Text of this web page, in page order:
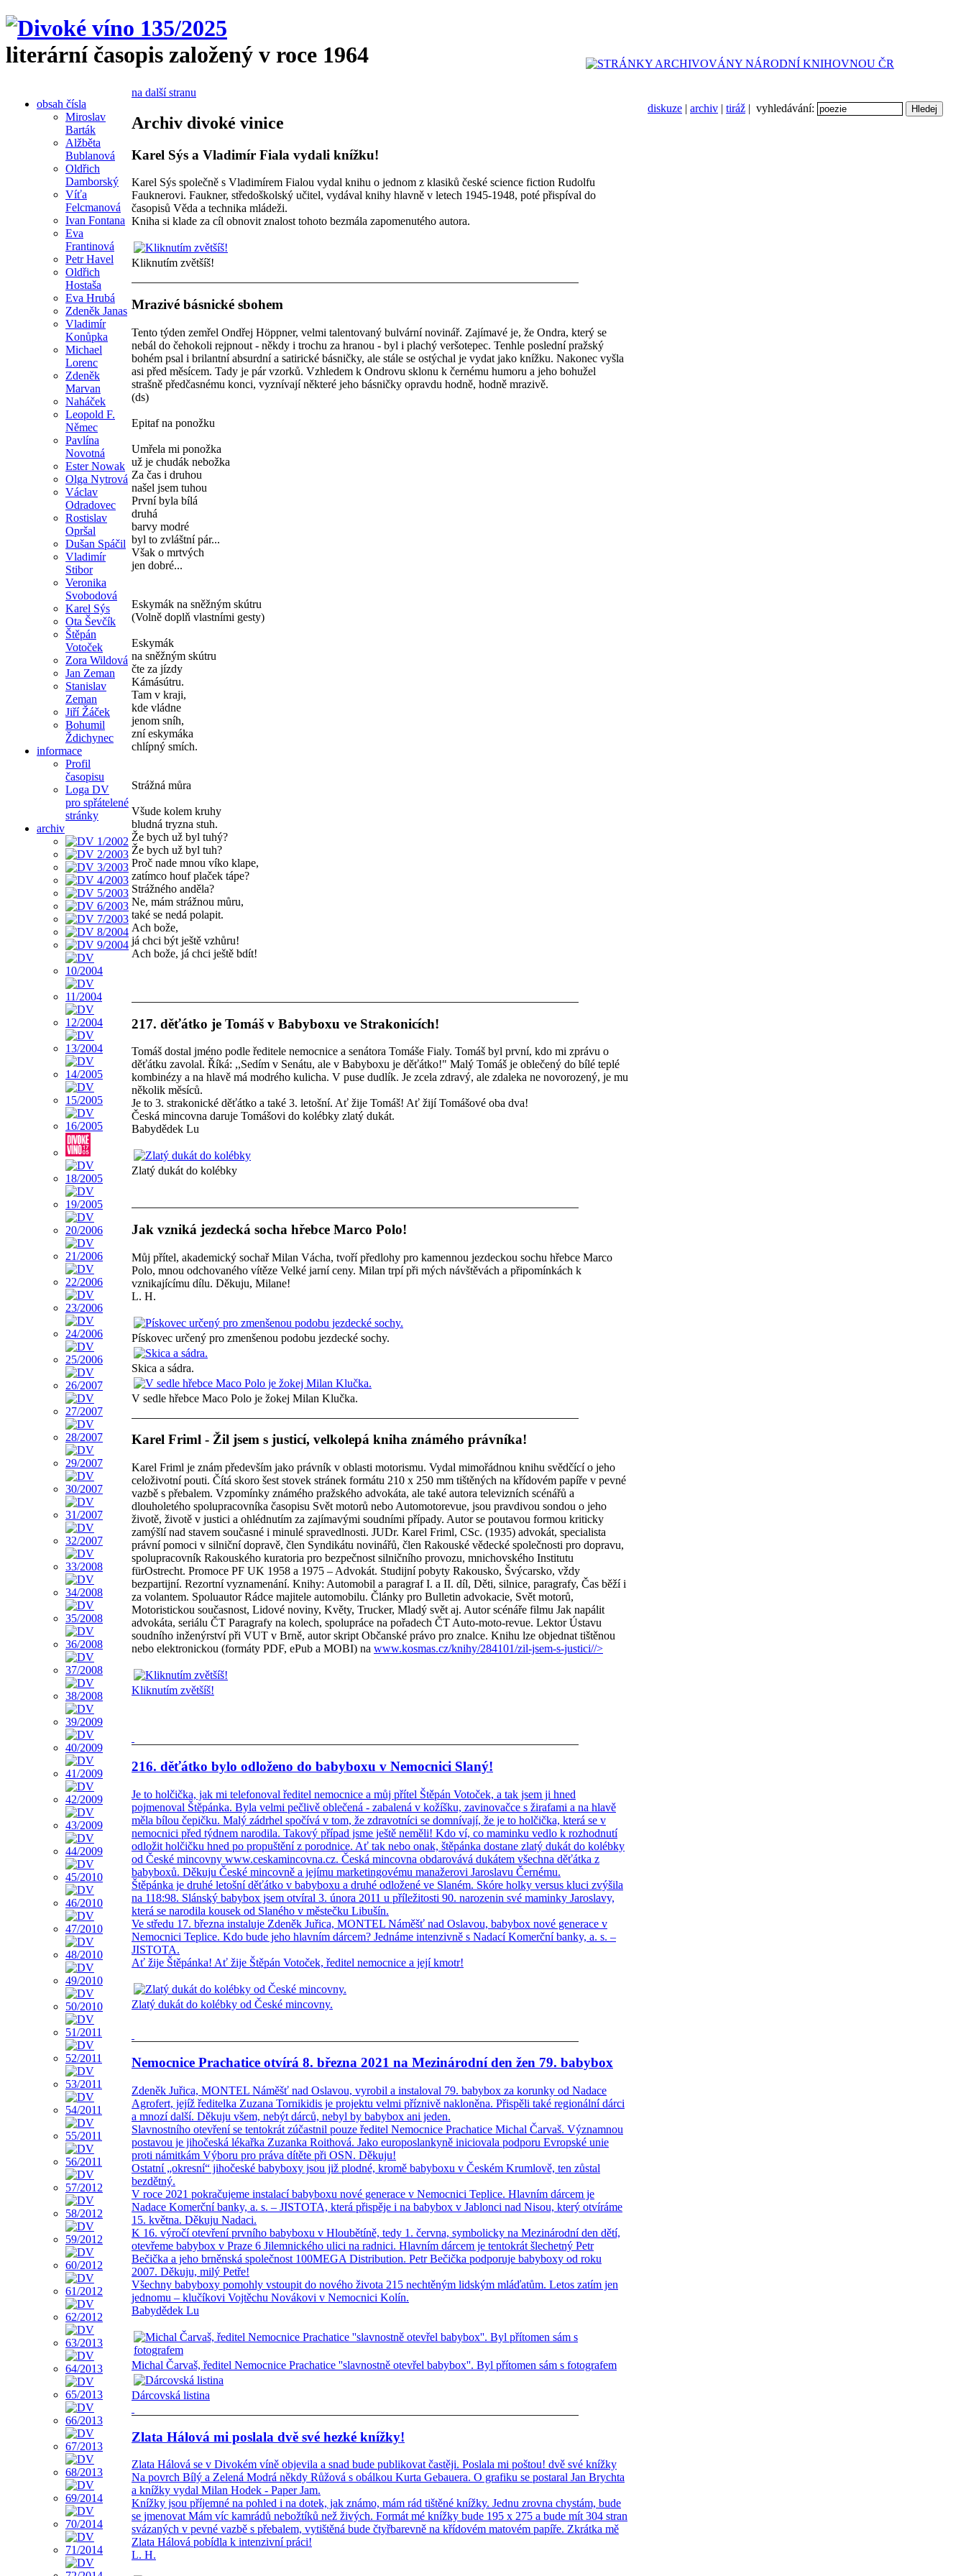
literární časopis založený v roce 1964
diskuze | archiv | tiráž | vyhledávání:
obsah čísla
Miroslav
Barták
Alžběta
Bublanová
Oldřich
Damborský
Víťa
Felcmanová
Ivan Fontana
Eva
Frantinová
Petr Havel
Oldřich
Hostaša
Eva Hrubá
Zdeněk Janas
Vladimír
Konůpka
Michael
Lorenc
Zdeněk
Marvan
Naháček
Leopold F.
Němec
Pavlína
Novotná
Ester Nowak
Olga Nytrová
Václav
Odradovec
Rostislav
Opršal
Dušan Spáčil
Vladimír
Stibor
Veronika
Svobodová
Karel Sýs
Ota Ševčík
Štěpán
Votoček
Zora Wildová
Jan Zeman
Stanislav
Zeman
Jiří Žáček
Bohumil
Ždichynec
informace
Profil
časopisu
Loga DV
pro spřátelené
stránky
archiv
na další stranu
Archiv divoké vinice
Karel Sýs a Vladimír Fiala vydali knížku!
Karel Sýs společně s Vladimírem Fialou vydal knihu o jednom z klasiků české science fiction Rudolfu
Fauknerovi. Faukner, středoškolský učitel, vydával knihy hlavně v letech 1945-1948, poté přispíval do
časopisů Věda a technika mládeži.
Kniha si klade za cíl obnovit znalost tohoto bezmála zapomenutého autora.
Kliknutím zvětšíš!
Mrazivé básnické sbohem
Tento týden zemřel Ondřej Höppner, velmi talentovaný bulvární novinář. Zajímavé je, že Ondra, který se
nebál do čehokoli rejpnout - někdy i trochu za hranou - byl i plachý veršotepec. Tenhle poslední pražský
bohém psal i brilantní absurdní a satirické básničky, ale stále se ostýchal je vydat jako knížku. Nakonec vyšla
asi před měsícem. Tady je pár vzorků. Vzhledem k Ondrovu sklonu k černému humoru a jeho bohužel
strašně předčasnému konci, vyznívají některé jeho básničky opravdu hodně, hodně mrazivě.
(ds)
Epitaf na ponožku
Umřela mi ponožka
už je chudák nebožka
Za čas i druhou
našel jsem tuhou
První byla bílá
druhá
barvy modré
byl to zvláštní pár...
Však o mrtvých
jen dobré...
Eskymák na sněžným skútru
(Volně doplň vlastními gesty)
Eskymák
na sněžným skútru
čte za jízdy
Kámásútru.
Tam v kraji,
kde vládne
jenom sníh,
zní eskymáka
chlípný smích.
Strážná můra
Všude kolem kruhy
bludná tryzna stuh.
Že bych už byl tuhý?
Že bych už byl tuh?
Proč nade mnou víko klape,
zatímco houf plaček tápe?
Strážného anděla?
Ne, mám strážnou můru,
také se nedá polapit.
Ach bože,
já chci být ještě vzhůru!
Ach bože, já chci ještě bdít!
217. děťátko je Tomáš v Babyboxu ve Strakonicích!
Tomáš dostal jméno podle ředitele nemocnice a senátora Tomáše Fialy. Tomáš byl první, kdo mi zprávu o
děťátku zavolal. Říká: ,,Sedím v Senátu, ale v Babyboxu je děťátko!" Malý Tomáš je oblečený do bílé teplé
kombinézy a na hlavě má modrého kulicha. V puse dudlík. Je zcela zdravý, ale zdaleka ne novorozený, je mu
několik měsíců.
Je to 3. strakonické děťátko a také 3. letošní. Ať žije Tomáš! Ať žijí Tomášové oba dva!
Česká mincovna daruje Tomášovi do kolébky zlatý dukát.
Babydědek Lu
Zlatý dukát do kolébky
Jak vzniká jezdecká socha hřebce Marco Polo!
Můj přítel, akademický sochař Milan Vácha, tvoří předlohy pro kamennou jezdeckou sochu hřebce Marco
Polo, mnou odchovaného vítěze Velké jarní ceny. Milan trpí při mých návštěvách a připomínkách k
vznikajícímu dílu. Děkuju, Milane!
L. H.
Pískovec určený pro zmenšenou podobu jezdecké sochy.
Skica a sádra.
V sedle hřebce Maco Polo je žokej Milan Klučka.
Karel Friml - Žil jsem s justicí, velkolepá kniha známého právníka!
Karel Friml je znám především jako právník v oblasti motorismu. Vydal mimořádnou knihu svědčící o jeho
celoživotní pouti. Čítá skoro šest stovek stránek formátu 210 x 250 mm tištěných na křídovém papíře v pevné
vazbě s přebalem. Vzpomínky známého pražského advokáta, ale také autora televizních scénářů a
dlouholetého spolupracovníka časopisu Svět motorů nebo Automotorevue, jsou pravdivou sondou o jeho
životě, životě v justici a ohlédnutím za zajímavými soudními případy. Autor se poutavou formou kriticky
zamýšlí nad stavem současné i minulé spravedlnosti. JUDr. Karel Friml, CSc. (1935) advokát, specialista
právní pomoci v silniční dopravě, člen Syndikátu novinářů, člen Rakouské vědecké společnosti pro dopravu,
spolupracovník Rakouského kuratoria pro bezpečnost silničního provozu, mnichovského Institutu
fürOstrecht. Promoce PF UK 1958 a 1975 – Advokát. Studijní pobyty Rakousko, Švýcarsko, vždy
bezpartijní. Rezortní vyznamenání. Knihy: Automobil a paragraf I. a II. díl, Děti, silnice, paragrafy, Čas běží i
za volantem. Spoluautor Rádce majitele automobilu. Články pro Bulletin advokacie, Svět motorů,
Motoristickou současnost, Lidové noviny, Květy, Trucker, Mladý svět aj. Autor scénáře filmu Jak napálit
advokáta, seriálu ČT Paragrafy na kolech, spolupráce na pořadech ČT Auto-moto-revue. Lektor Ústavu
soudního inženýrství při VUT v Brně, autor skript Občanské právo pro znalce. Knihu lze objednat tištěnou
nebo elektronickou (formáty PDF, ePub a MOBI) na www.kosmas.cz/knihy/284101/zil-jsem-s-justici//>
Kliknutím zvětšíš!
216. děťátko bylo odloženo do babyboxu v Nemocnici Slaný!
Je to holčička, jak mi telefonoval ředitel nemocnice a můj přítel Štěpán Votoček, a tak jsem ji hned
pojmenoval Štěpánka. Byla velmi pečlivě oblečená - zabalená v kožíšku, zavinovačce s žirafami a na hlavě
měla bílou čepičku. Malý zádrhel spočívá v tom, že zdravotníci se domnívají, že je to holčička, která se v
nemocnici před týdnem narodila. Takový případ jsme ještě neměli! Kdo ví, co maminku vedlo k rozhodnutí
odložit holčičku hned po propuštění z porodnice. Ať tak nebo onak, štěpánka dostane zlatý dukát do kolébky
od České mincovny www.ceskamincovna.cz. Česká mincovna obdarovává dukátem všechna děťátka z
babyboxů. Děkuju České mincovně a jejímu marketingovému manažerovi Jaroslavu Černému.
Štěpánka je druhé letošní děťátko v babyboxu a druhé odložené ve Slaném. Skóre holky versus kluci zvýšila
na 118:98. Slánský babybox jsem otvíral 3. února 2011 u příležitosti 90. narozenin své maminky Jaroslavy,
která se narodila kousek od Slaného v městečku Libušín.
Ve středu 17. března instaluje Zdeněk Juřica, MONTEL Náměšť nad Oslavou, babybox nové generace v
Nemocnici Teplice. Kdo bude jeho hlavním dárcem? Jednáme intenzivně s Nadací Komerční banky, a. s. –
JISTOTA.
Ať žije Štěpánka! Ať žije Štěpán Votoček, ředitel nemocnice a její kmotr!
Zlatý dukát do kolébky od České mincovny.
Nemocnice Prachatice otvírá 8. března 2021 na Mezinárodní den žen 79. babybox
Zdeněk Juřica, MONTEL Náměšť nad Oslavou, vyrobil a instaloval 79. babybox za korunky od Nadace
Agrofert, jejíž ředitelka Zuzana Tornikidis je projektu velmi příznivě nakloněna. Přispěli také regionální dárci
a mnozí další. Děkuju všem, nebýt dárců, nebyl by babybox ani jeden.
Slavnostního otevření se tentokrát zúčastnil pouze ředitel Nemocnice Prachatice Michal Čarvaš. Významnou
postavou je jihočeská lékařka Zuzanka Roithová. Jako europoslankyně iniciovala podporu Evropské unie
proti námitkám Výboru pro práva dítěte při OSN. Děkuju!
Ostatní „okresní“ jihočeské babyboxy jsou již plodné, kromě babyboxu v Českém Krumlově, ten zůstal
bezdětný.
V roce 2021 pokračujeme instalací babyboxu nové generace v Nemocnici Teplice. Hlavním dárcem je
Nadace Komerční banky, a. s. – JISTOTA, která přispěje i na babybox v Jablonci nad Nisou, který otvíráme
15. května. Děkuju Nadaci.
K 16. výročí otevření prvního babyboxu v Hloubětíně, tedy 1. června, symbolicky na Mezinárodní den dětí,
otevřeme babybox v Praze 6 Jilemnického ulici na radnici. Hlavním dárcem je tentokrát šlechetný Petr
Bečička a jeho brněnská společnost 100MEGA Distribution. Petr Bečička podporuje babyboxy od roku
2007. Děkuju, milý Petře!
Všechny babyboxy pomohly vstoupit do nového života 215 nechtěným lidským mláďatům. Letos zatím jen
jednomu – klučíkovi Vojtěchu Novákovi v Nemocnici Kolín.
Babydědek Lu
Michal Čarvaš, ředitel Nemocnice Prachatice ''slavnostně otevřel babybox''. Byl přítomen sám s fotografem
Dárcovská listina
Zlata Hálová mi poslala dvě své hezké knížky!
Zlata Hálová se v Divokém víně objevila a snad bude publikovat častěji. Poslala mi poštou! dvě své knížky
Na povrch Bílý a Zelená Modrá někdy Růžová s obálkou Kurta Gebauera. O grafiku se postaral Jan Brychta
a knížky vydal Milan Hodek - Paper Jam.
Knížky jsou příjemné na pohled i na dotek, jak známo, mám rád tištěné knížky. Jednu zrovna chystám, bude
se jmenovat Mám víc kamrádů nebožtíků než živých. Formát mé knížky bude 195 x 275 a bude mít 304 stran
svázaných v pevné vazbě s přebalem, vytištěná bude čtyřbarevně na křídovém matovém papíře. Zkrátka mě
Zlata Hálová pobídla k intenzivní práci!
L. H.